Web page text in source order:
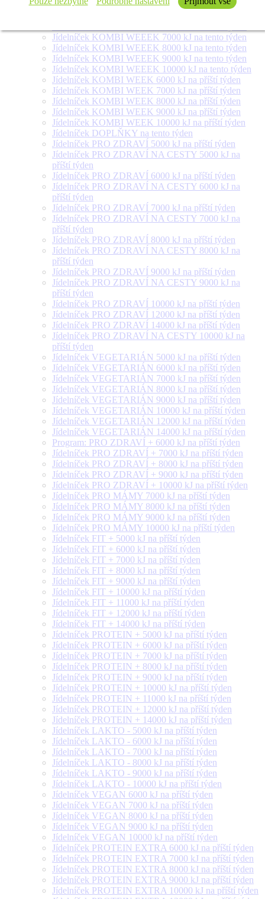
týden
Jídelníček KOMBI WEEEK 7000 kJ na tento týden
Jídelníček KOMBI WEEEK 8000 kJ na tento týden
Jídelníček KOMBI WEEEK 9000 kJ na tento týden
Jídelníček KOMBI WEEEK 10000 kJ na tento týden
Jídelníček KOMBI WEEK 6000 kJ na příští týden
Jídelníček KOMBI WEEK 7000 kJ na příští týden
Jídelníček KOMBI WEEK 8000 kJ na příští týden
Jídelníček KOMBI WEEK 9000 kJ na příští týden
Jídelníček KOMBI WEEK 10000 kJ na příští týden
Jídelníček DOPLŇKY na tento týden
Jídelníček PRO ZDRAVÍ 5000 kJ na příští týden
Jídelníček PRO ZDRAVÍ NA CESTY 5000 kJ na
příští týden
Jídelníček PRO ZDRAVÍ 6000 kJ na příští týden
Jídelníček PRO ZDRAVÍ NA CESTY 6000 kJ na
příští týden
Jídelníček PRO ZDRAVÍ 7000 kJ na příští týden
Jídelníček PRO ZDRAVÍ NA CESTY 7000 kJ na
příští týden
Jídelníček PRO ZDRAVÍ 8000 kJ na příští týden
Jídelníček PRO ZDRAVÍ NA CESTY 8000 kJ na
příští týden
Jídelníček PRO ZDRAVÍ 9000 kJ na příští týden
Jídelníček PRO ZDRAVÍ NA CESTY 9000 kJ na
příští týden
Jídelníček PRO ZDRAVÍ 10000 kJ na příští týden
Jídelníček PRO ZDRAVÍ 12000 kJ na příští týden
Jídelníček PRO ZDRAVÍ 14000 kJ na příští týden
Jídelníček PRO ZDRAVÍ NA CESTY 10000 kJ na
příští týden
Jídelníček VEGETARIÁN 5000 kJ na příští týden
Jídelníček VEGETARIÁN 6000 kJ na příští týden
Jídelníček VEGETARIÁN 7000 kJ na příští týden
Jídelníček VEGETARIÁN 8000 kJ na příští týden
Jídelníček VEGETARIÁN 9000 kJ na příští týden
Jídelníček VEGETARIÁN 10000 kJ na příští týden
Jídelníček VEGETARIÁN 12000 kJ na příští týden
Jídelníček VEGETARIÁN 14000 kJ na příští týden
Program: PRO ZDRAVÍ + 6000 kJ na příští týden
Jídelníček PRO ZDRAVÍ + 7000 kJ na příští týden
Jídelníček PRO ZDRAVÍ + 8000 kJ na příští týden
Jídelníček PRO ZDRAVÍ + 9000 kJ na příští týden
Jídelníček PRO ZDRAVÍ + 10000 kJ na příští týden
Jídelníček PRO MÁMY 7000 kJ na příští týden
Jídelníček PRO MÁMY 8000 kJ na příští týden
Jídelníček PRO MÁMY 9000 kJ na příští týden
Jídelníček PRO MÁMY 10000 kJ na příští týden
Jídelníček FIT + 5000 kJ na příští týden
Jídelníček FIT + 6000 kJ na příští týden
Jídelníček FIT + 7000 kJ na příští týden
Jídelníček FIT + 8000 kJ na příští týden
Jídelníček FIT + 9000 kJ na příští týden
Jídelníček FIT + 10000 kJ na příští týden
Jídelníček FIT + 11000 kJ na příští týden
Jídelníček FIT + 12000 kJ na příští týden
Jídelníček FIT + 14000 kJ na příští týden
Jídelníček PROTEIN + 5000 kJ na příští týden
Jídelníček PROTEIN + 6000 kJ na příští týden
Jídelníček PROTEIN + 7000 kJ na příští týden
Jídelníček PROTEIN + 8000 kJ na příští týden
Jídelníček PROTEIN + 9000 kJ na příští týden
Jídelníček PROTEIN + 10000 kJ na příští týden
Jídelníček PROTEIN + 11000 kJ na příští týden
Jídelníček PROTEIN + 12000 kJ na příští týden
Jídelníček PROTEIN + 14000 kJ na příští týden
Jídelníček LAKTO - 5000 kJ na příští týden
Jídelníček LAKTO - 6000 kJ na příští týden
Jídelníček LAKTO - 7000 kJ na příští týden
Jídelníček LAKTO - 8000 kJ na příští týden
Jídelníček LAKTO - 9000 kJ na příští týden
Jídelníček LAKTO - 10000 kJ na příští týden
Jídelníček VEGAN 6000 kJ na příští týden
Jídelníček VEGAN 7000 kJ na příští týden
Jídelníček VEGAN 8000 kJ na příští týden
Jídelníček VEGAN 9000 kJ na příští týden
Jídelníček VEGAN 10000 kJ na příští týden
Jídelníček PROTEIN EXTRA 6000 kJ na příští týden
Jídelníček PROTEIN EXTRA 7000 kJ na příští týden
Jídelníček PROTEIN EXTRA 8000 kJ na příští týden
Jídelníček PROTEIN EXTRA 9000 kJ na příští týden
Jídelníček PROTEIN EXTRA 10000 kJ na příští týden